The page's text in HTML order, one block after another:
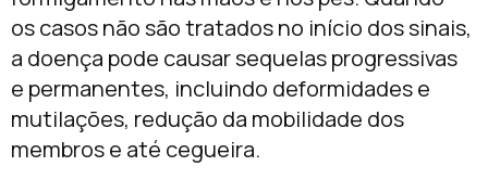
os casos não são tratados no início dos sinais,
a doença pode causar sequelas progressivas
e permanentes, incluindo deformidades e
mutilações, redução da mobilidade dos
membros e até cegueira.